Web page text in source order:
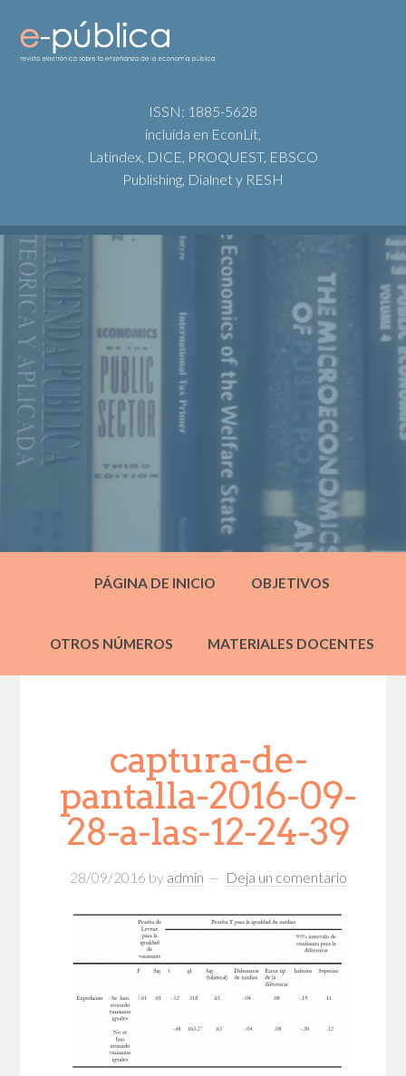
ISSN: 1885-5628
incluida en EconLit,
Latindex, DICE, PROQUEST, EBSCO
Publishing, Dialnet y RESH
PÁGINA DE INICIO OBJETIVOS
OTROS NÚMEROS MATERIALES DOCENTES
captura-de-
pantalla-2016-09-
28-a-las-12-24-39
28/09/2016 by admin Deja un comentario